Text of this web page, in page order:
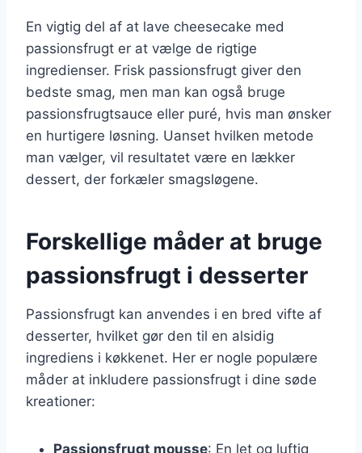
En vigtig del af at lave cheesecake med
passionsfrugt er at vælge de rigtige
ingredienser. Frisk passionsfrugt giver den
bedste smag, men man kan også bruge
passionsfrugtsauce eller puré, hvis man ønsker
en hurtigere løsning. Uanset hvilken metode
man vælger, vil resultatet være en lækker
dessert, der forkæler smagsløgene.
Forskellige måder at bruge
passionsfrugt i desserter
Passionsfrugt kan anvendes i en bred vifte af
desserter, hvilket gør den til en alsidig
ingrediens i køkkenet. Her er nogle populære
måder at inkludere passionsfrugt i dine søde
kreationer:
Passionsfrugt mousse: En let og luftig